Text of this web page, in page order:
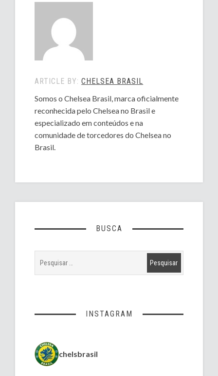
ARTICLE BY:CHELSEA BRASIL
Somos o Chelsea Brasil, marca oficialmente
reconhecida pelo Chelsea no Brasil e
especializado em conteúdos e na
comunidade de torcedores do Chelsea no
Brasil.
BUSCA
INSTAGRAM
chelsbrasil